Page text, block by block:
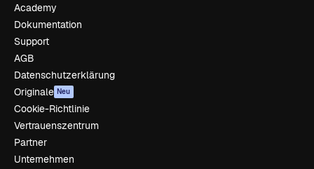
Academy
Dokumentation
Support
AGB
Datenschutzerklärung
Originale Neu
Cookie-Richtlinie
Vertrauenszentrum
Partner
Unternehmen